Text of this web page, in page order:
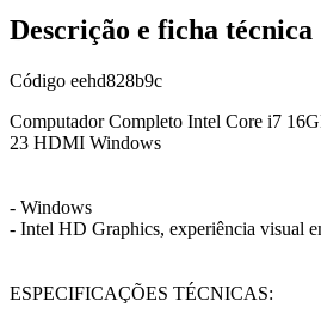
Descrição e ficha técnica
Código eehd828b9c
Computador Completo Intel Core i7
23 HDMI Windows
- Windows
- Intel HD Graphics, experiência visual
ESPECIFICAÇÕES TÉCNICAS: